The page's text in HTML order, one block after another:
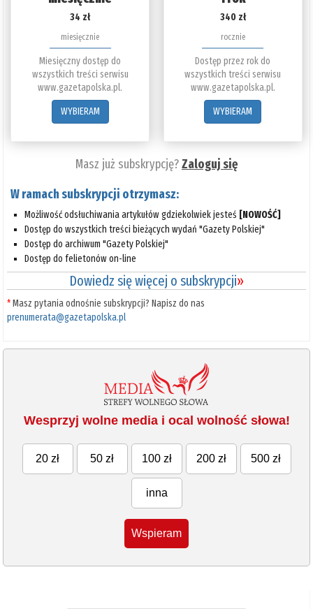
34 zł
miesięcznie
Miesięczny dostęp do
wszystkich treści serwisu
www.gazetapolska.pl.
WYBIERAM
340 zł
rocznie
Dostęp przez rok do
wszystkich treści serwisu
www.gazetapolska.pl.
WYBIERAM
Masz już subskrypcję?Zaloguj się
W ramach subskrypcji otrzymasz:
Możliwość odsłuchiwania artykułów gdziekolwiek jesteś [NOWOŚĆ]
Dostęp do wszystkich treści bieżących wydań "Gazety Polskiej"
Dostęp do archiwum "Gazety Polskiej"
Dostęp do felietonów on-line
Dowiedz się więcej o subskrypcji»
*Masz pytania odnośnie subskrypcji? Napisz do nas
prenumerata@gazetapolska.pl
Wesprzyj wolne media i ocal wolność słowa!
20 zł 50 zł 100 zł 200 zł 500 zł
inna
Wspieram